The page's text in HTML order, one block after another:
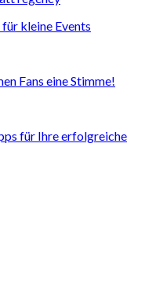
kleine Events
Fans eine Stimme!
für Ihre erfolgreiche